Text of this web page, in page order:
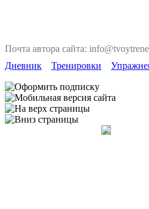
Почта автора сайта:
Дневник
Тренировки